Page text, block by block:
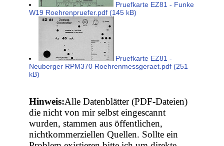
Pruefkarte EZ81 - Funke
W19 Roehrenpruefer.pdf (145 kB)
Pruefkarte EZ81 -
Neuberger RPM370 Roehrenmessgeraet.pdf (251
kB)
Hinweis:Alle Datenblätter (PDF-Dateien)
die nicht von mir selbst eingescannt
wurden, stammen aus öffentlichen,
nichtkommerziellen Quellen. Sollte ein